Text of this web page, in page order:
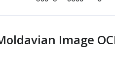
Image